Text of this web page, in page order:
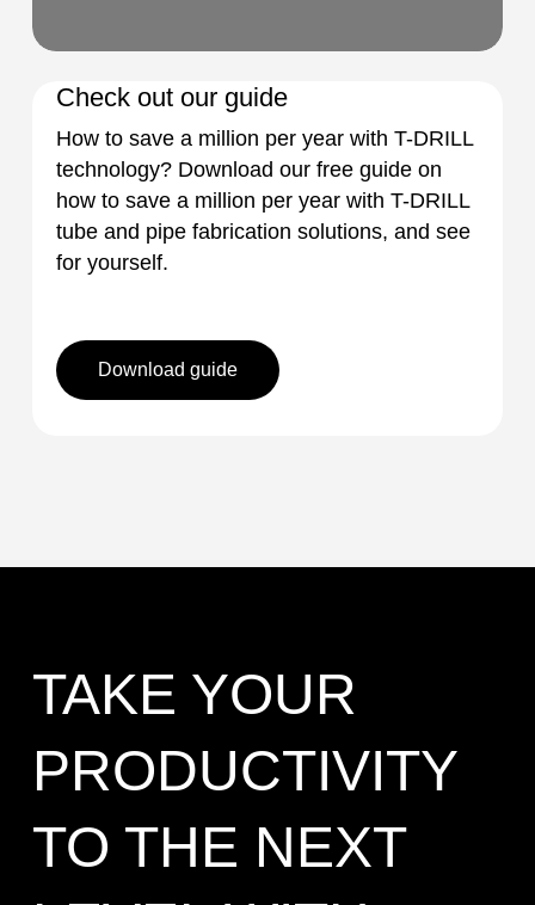
Check out our guide
How to save a million per year with T-DRILL
technology? Download our free guide on
how to save a million per year with T-DRILL
tube and pipe fabrication solutions, and see
for yourself.
Download guide
TAKE YOUR
PRODUCTIVITY
TO THE NEXT